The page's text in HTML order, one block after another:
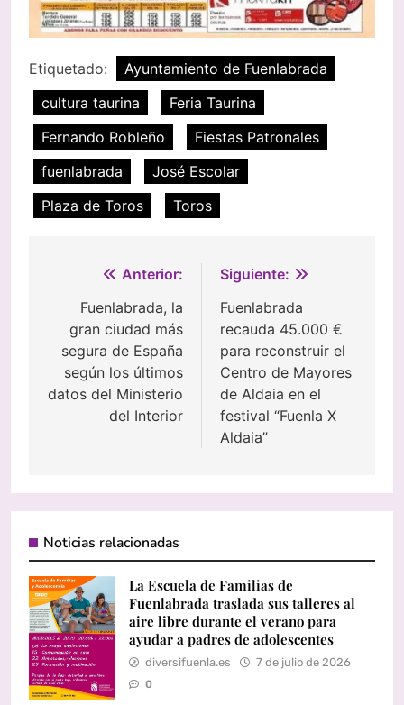
Etiquetado:
Ayuntamiento de Fuenlabrada
cultura taurina
Feria Taurina
Fernando Robleño
Fiestas Patronales
fuenlabrada
José Escolar
Plaza de Toros
Toros
Navegación
entradas
Anterior:
Fuenlabrada, la
gran ciudad más
segura de España
según los últimos
datos del Ministerio
del Interior
Siguiente:
Fuenlabrada
recauda 45.000 €
para reconstruir el
Centro de Mayores
de Aldaia en el
festival “Fuenla X
Aldaia”
Noticias relacionadas
La Escuela de Familias de
Fuenlabrada traslada sus talleres al
aire libre durante el verano para
ayudar a padres de adolescentes
diversifuenla.es 7 de julio de 2026
0